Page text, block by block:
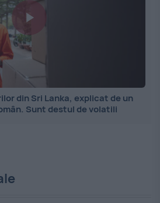
din Sri Lanka, explicat de un
Sunt destul de volatili